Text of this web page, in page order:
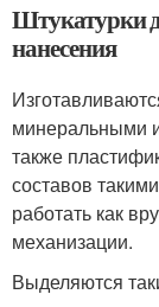
Штукатурки
нанесения
минеральными
также
составов
работать как
механизации.
Выделяются